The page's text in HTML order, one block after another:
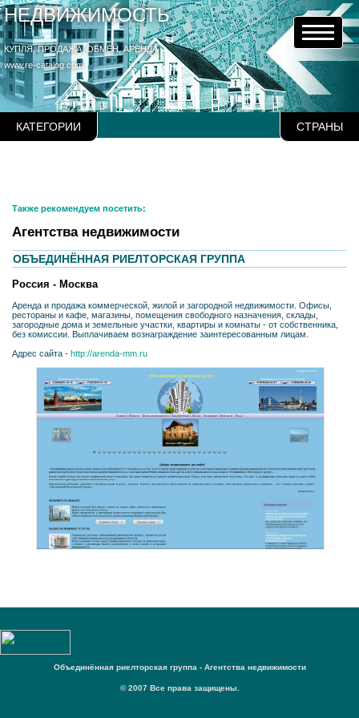
НЕДВИЖИМОСТЬ
КУПЛЯ, ПРОДАЖА, ОБМЕН, АРЕНДА
www.re-catalog.com
КАТЕГОРИИ СТРАНЫ
Также рекомендуем посетить:
Агентства недвижимости
ОБЪЕДИНЁННАЯ РИЕЛТОРСКАЯ ГРУППА
Россия - Москва
Аренда и продажа коммерческой, жилой и загородной недвижимости. Офисы,
рестораны и кафе, магазины, помещения свободного назначения, склады,
загородные дома и земельные участки, квартиры и комнаты - от собственника,
без комиссии. Выплачиваем вознаграждение заинтересованным лицам.
Адрес сайта - http://arenda-mm.ru
Объединённая риелторская группа - Агентства недвижимости
© 2007 Все права защищены.